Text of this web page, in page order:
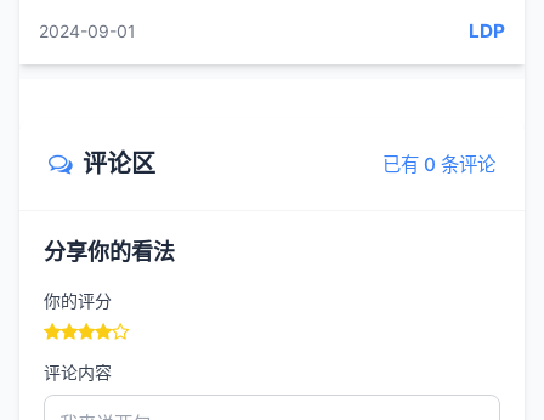
2024-09-01 LDP
评论区 已有 0 条评论
分享你的看法
你的评分
评论内容